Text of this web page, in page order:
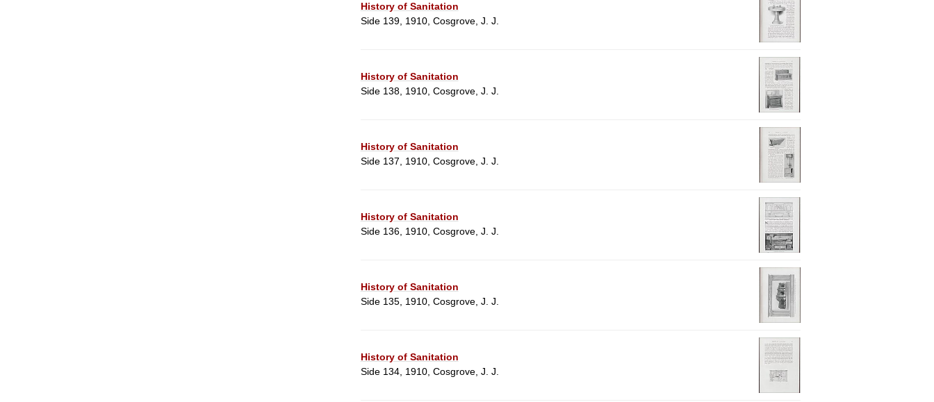
History of Sanitation
Side 139, 1910, Cosgrove, J. J.
History of Sanitation
Side 138, 1910, Cosgrove, J. J.
History of Sanitation
Side 137, 1910, Cosgrove, J. J.
History of Sanitation
Side 136, 1910, Cosgrove, J. J.
History of Sanitation
Side 135, 1910, Cosgrove, J. J.
History of Sanitation
Side 134, 1910, Cosgrove, J. J.